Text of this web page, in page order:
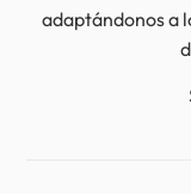
adaptándonos a